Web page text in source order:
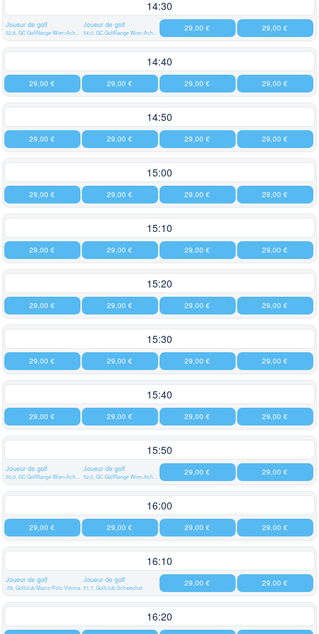
14:30
Joueur de golf
32,8, GC GolfRange Wien-Achau
Joueur de golf
54,0, GC GolfRange Wien-Achau 29,00 € 29,00 €
14:40
29,00 € 29,00 € 29,00 € 29,00 €
14:50
29,00 € 29,00 € 29,00 € 29,00 €
15:00
29,00 € 29,00 € 29,00 € 29,00 €
15:10
29,00 € 29,00 € 29,00 € 29,00 €
15:20
29,00 € 29,00 € 29,00 € 29,00 €
15:30
29,00 € 29,00 € 29,00 € 29,00 €
15:40
29,00 € 29,00 € 29,00 € 29,00 €
15:50
Joueur de golf
50,0, GC GolfRange Wien-Achau
Joueur de golf
52,0, GC GolfRange Wien-Achau 29,00 € 29,00 €
16:00
29,00 € 29,00 € 29,00 € 29,00 €
16:10
Joueur de golf
-59, Golfclub Marco Polo Vienna
Joueur de golf
51,7, Golfclub Schwechat 29,00 € 29,00 €
16:20